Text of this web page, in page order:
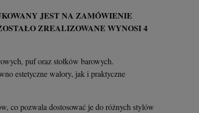
JEST NA ZAMÓWIENIE
ZREALIZOWANE WYNOSI 4
puf oraz stołków barowych.
estetyczne walory, jak i praktyczne
co pozwala dostosować je do różnych stylów